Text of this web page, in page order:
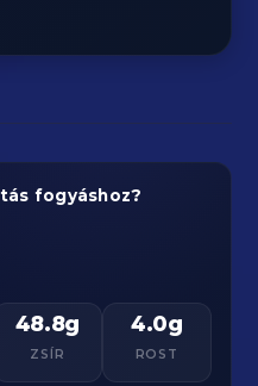
fogyáshoz?
48.8g
ZSÍR
4.0g
ROST